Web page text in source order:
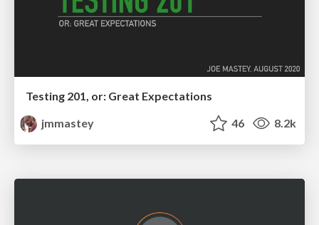
Testing 201, or: Great Expectations
jmmastey
46 8.2k